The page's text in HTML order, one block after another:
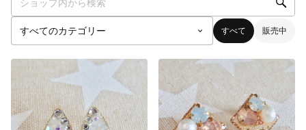
すべて 販売中